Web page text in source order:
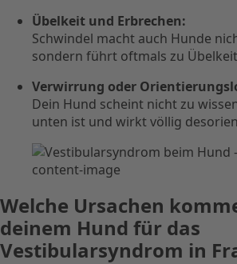
Übelkeit und Erbrechen:
Schwindel macht auch Hunde
sondern führt oftmals zu Übelkeit
Verwirrung oder
Dein Hund scheint nicht zu
unten ist und wirkt völlig
Welche Ursachen
deinem Hund für das
Vestibularsyndrom in